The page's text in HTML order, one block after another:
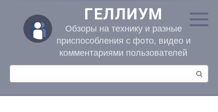
контенту
ГЕЛЛИУМ
Обзоры на технику и разные
приспособления с фото, видео и
комментариями пользователей
Поиск: